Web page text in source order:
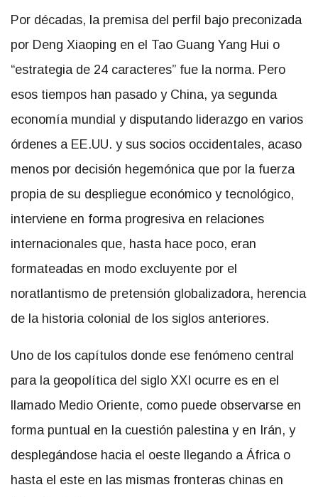
Por décadas, la premisa del perfil bajo preconizada
por Deng Xiaoping en el Tao Guang Yang Hui o
“estrategia de 24 caracteres” fue la norma. Pero
esos tiempos han pasado y China, ya segunda
economía mundial y disputando liderazgo en varios
órdenes a EE.UU. y sus socios occidentales, acaso
menos por decisión hegemónica que por la fuerza
propia de su despliegue económico y tecnológico,
interviene en forma progresiva en relaciones
internacionales que, hasta hace poco, eran
formateadas en modo excluyente por el
noratlantismo de pretensión globalizadora, herencia
de la historia colonial de los siglos anteriores.
Uno de los capítulos donde ese fenómeno central
para la geopolítica del siglo XXI ocurre es en el
llamado Medio Oriente, como puede observarse en
forma puntual en la cuestión palestina y en Irán, y
desplegándose hacia el oeste llegando a África o
hasta el este en las mismas fronteras chinas en